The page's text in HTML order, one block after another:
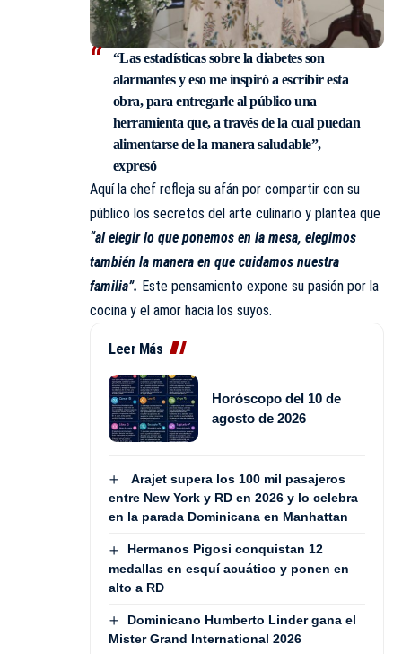
“Las estadísticas sobre la diabetes son
alarmantes y eso me inspiró a escribir esta
obra, para entregarle al público una
herramienta que, a través de la cual puedan
alimentarse de la manera saludable”,
expresó
Aquí la chef refleja su afán por compartir con su
público los secretos del arte culinario y plantea que
“al elegir lo que ponemos en la mesa, elegimos
también la manera en que cuidamos nuestra
familia”. Este pensamiento expone su pasión por la
cocina y el amor hacia los suyos.
Leer Más
Horóscopo del 10 de
agosto de 2026
Arajet supera los 100 mil pasajeros
entre New York y RD en 2026 y lo celebra
en la parada Dominicana en Manhattan
Hermanos Pigosi conquistan 12
medallas en esquí acuático y ponen en
alto a RD
Dominicano Humberto Linder gana el
Mister Grand International 2026